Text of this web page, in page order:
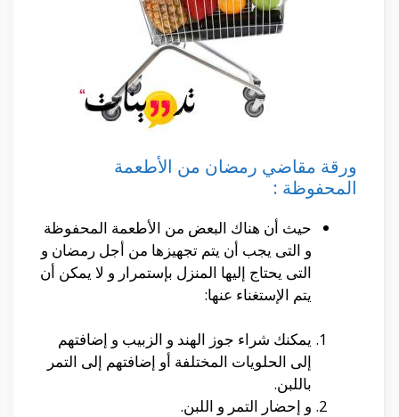
ورقة مقاضي رمضان من الأطعمة
المحفوظة :
حيث أن هناك البعض من الأطعمة المحفوظة
و التى يجب أن يتم تجهيزها من أجل رمضان و
التى يحتاج إليها المنزل بإستمرار و لا يمكن أن
يتم الإستغناء عنها:
يمكنك شراء جوز الهند و الزبيب و إضافتهم
إلى الحلويات المختلفة أو إضافتهم إلى التمر
باللبن.
و إحضار التمر و اللبن.